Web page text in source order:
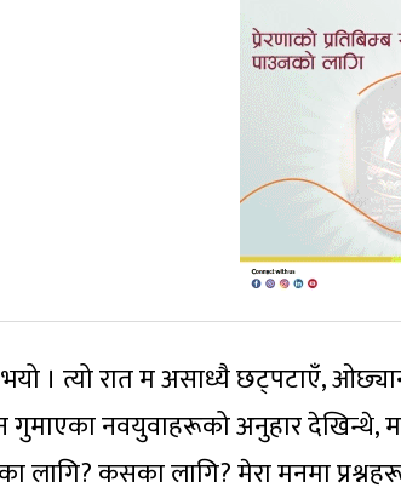
। त्यो रात म असाध्यै छट्पटाएँ,
गुमाएका नवयुवाहरूको अनुहार देखिन्थे,
लागि? कसका लागि? मेरा मनमा